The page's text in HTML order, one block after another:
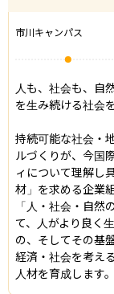
市川キャンパス
人も、社会も、自
を生み続ける社会
持続可能な社会・
ルづくりが、今国
ィについて理解し
材」を求める企業
「人・社会・自然
て、人がより良く
の、そしてその基
経済・社会を考え
人材を育成します。